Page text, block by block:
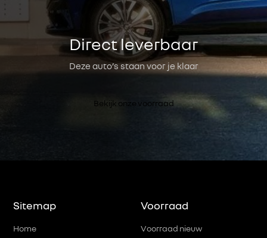
Direct leverbaar
Deze auto’s staan voor je klaar
Bekijk onze voorraad
Sitemap
Home
Voorraad
Voorraad nieuw